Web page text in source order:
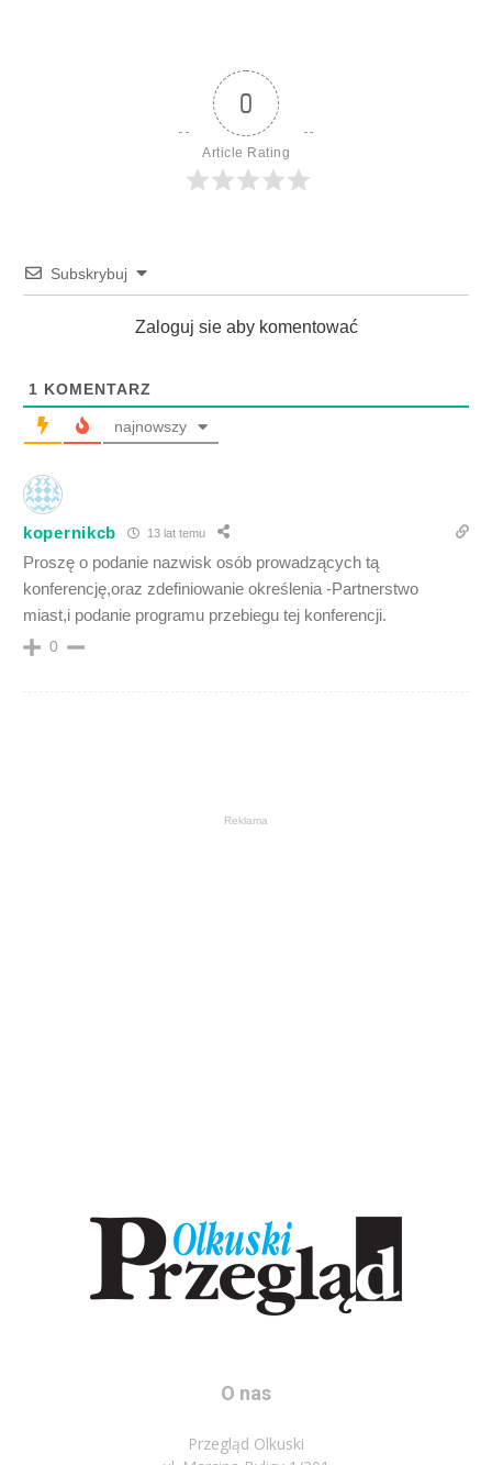
0
Article Rating
Subskrybuj
Zaloguj sie aby komentować
1 KOMENTARZ
najnowszy
kopernikcb 13 lat temu
Proszę o podanie nazwisk osób prowadzących tą
konferencję,oraz zdefiniowanie określenia -Partnerstwo
miast,i podanie programu przebiegu tej konferencji.
0
Reklama
O nas
Przegląd Olkuski